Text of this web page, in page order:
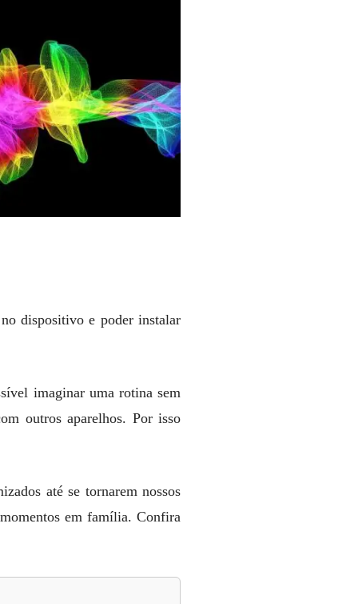
dispositivo e poder instalar
imaginar uma rotina sem
outros aparelhos. Por isso
até se tornarem nossos
em família. Confira